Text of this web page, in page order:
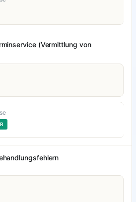
(Vermittlung von